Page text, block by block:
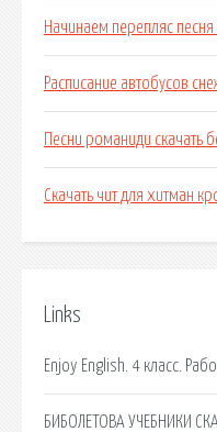
Начинаем перепляс песня
Расписание автобусов
Песни романиди скачать
Скачать чит для хитман
Links
Enjoy English. 4 класс.
БИБОЛЕТОВА УЧЕБНИКИ